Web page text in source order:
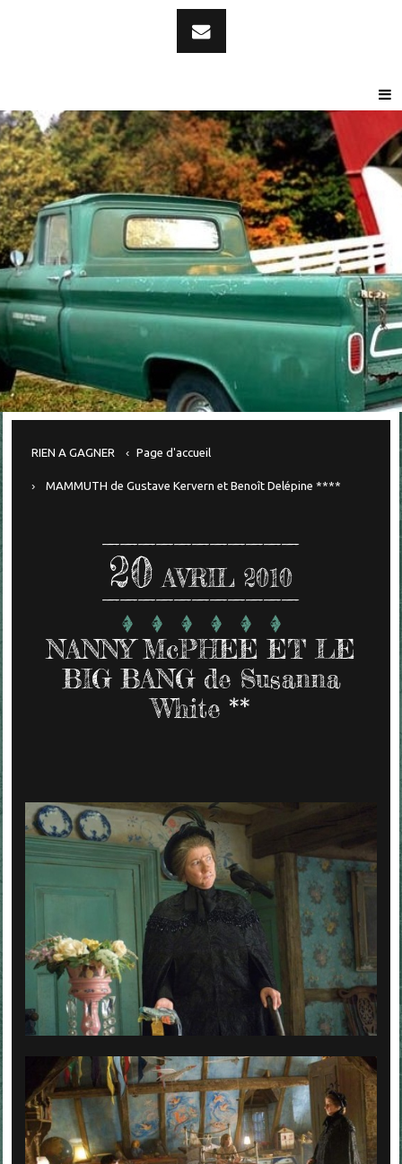
RIEN A GAGNER Page d'accueil
MAMMUTH de Gustave Kervern et Benoît Delépine ****
20 AVRIL 2010
NANNY McPHEE ET LE
BIG BANG de Susanna
White **